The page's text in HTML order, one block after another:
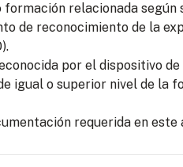
relacionada según
de reconocimiento de la
por el dispositivo
igual o superior nivel de la
requerida en este